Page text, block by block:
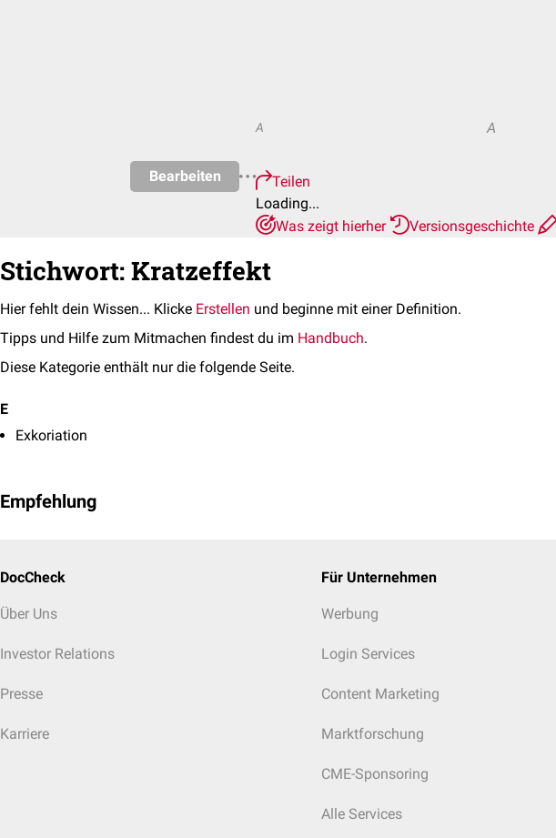
Bearbeiten
A A
Teilen
Loading...
Was zeigt hierher
Versionsgeschichte
Stichwort: Kratzeffekt
Hier fehlt dein Wissen... Klicke Erstellen und beginne mit einer Definition.
Tipps und Hilfe zum Mitmachen findest du im Handbuch.
Diese Kategorie enthält nur die folgende Seite.
E
Exkoriation
Empfehlung
DocCheck
Über Uns
Investor Relations
Presse
Karriere
Für Unternehmen
Werbung
Login Services
Content Marketing
Marktforschung
CME-Sponsoring
Alle Services